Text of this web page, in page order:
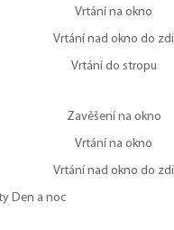
Vrtání na okno
Vrtání nad okno do zdi
Vrtání do stropu
Zavěšení na okno
Vrtání na okno
Vrtání nad okno do zdi
Den a noc